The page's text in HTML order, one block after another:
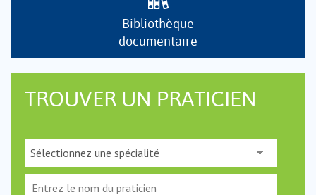
Bibliothèque
documentaire
TROUVER UN PRATICIEN